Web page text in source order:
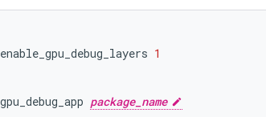
enable_gpu_debug_layers 1
gpu_debug_app package_name